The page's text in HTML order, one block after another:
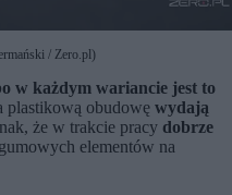
/ Zero.pl)
w każdym wariancie jest to
plastikową obudowę wydają
że w trakcie pracy dobrze
elementów na